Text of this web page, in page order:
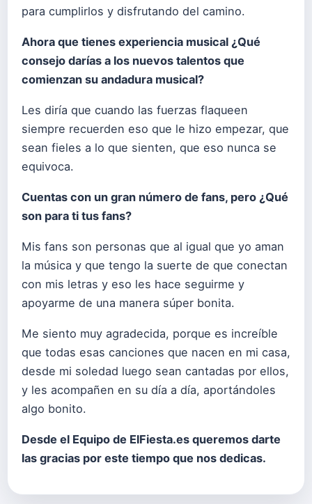
para cumplirlos y disfrutando del camino.
Ahora que tienes experiencia musical ¿Qué
consejo darías a los nuevos talentos que
comienzan su andadura musical?
Les diría que cuando las fuerzas flaqueen
siempre recuerden eso que le hizo empezar, que
sean fieles a lo que sienten, que eso nunca se
equivoca.
Cuentas con un gran número de fans, pero ¿Qué
son para ti tus fans?
Mis fans son personas que al igual que yo aman
la música y que tengo la suerte de que conectan
con mis letras y eso les hace seguirme y
apoyarme de una manera súper bonita.
Me siento muy agradecida, porque es increíble
que todas esas canciones que nacen en mi casa,
desde mi soledad luego sean cantadas por ellos,
y les acompañen en su día a día, aportándoles
algo bonito.
Desde el Equipo de ElFiesta.es queremos darte
las gracias por este tiempo que nos dedicas.